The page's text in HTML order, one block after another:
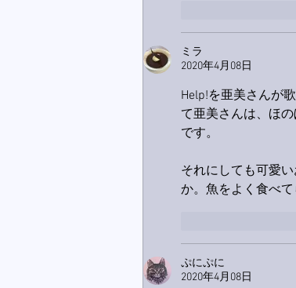
ミラ
2020年4月08日
Help!を亜美さんが
て亜美さんは、ほ
です。
それにしても可愛
か。魚をよく食べて
ぷにぷに
2020年4月08日